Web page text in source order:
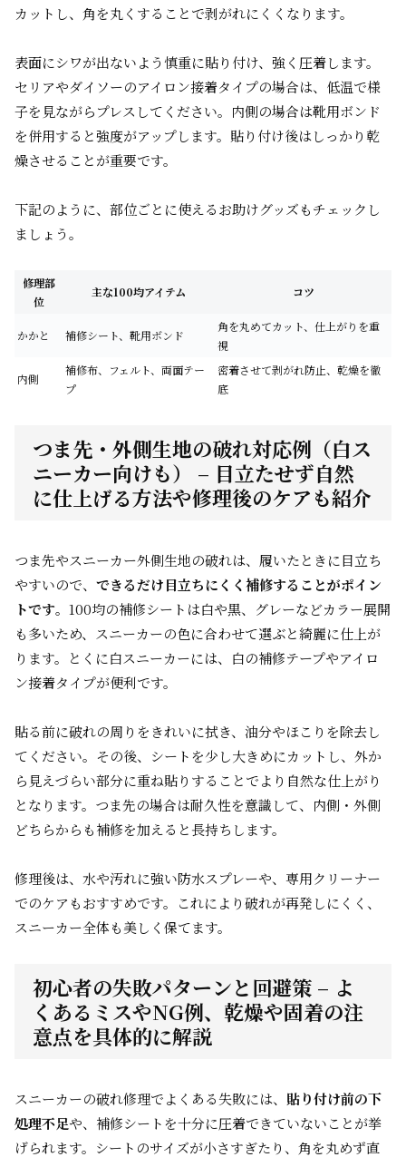
カットし、角を丸くすることで剥がれにくくなります。
表面にシワが出ないよう慎重に貼り付け、強く圧着します。
セリアやダイソーのアイロン接着タイプの場合は、低温で様
子を見ながらプレスしてください。内側の場合は靴用ボンド
を併用すると強度がアップします。貼り付け後はしっかり乾
燥させることが重要です。
下記のように、部位ごとに使えるお助けグッズもチェックし
ましょう。
修理部
位
主な100均アイテム コツ
かかと 補修シート、靴用ボンド
角を丸めてカット、仕上がりを重
視
内側
補修布、フェルト、両面テー
プ
密着させて剥がれ防止、乾燥を徹
底
つま先・外側生地の破れ対応例（白ス
ニーカー向けも） – 目立たせず自然
に仕上げる方法や修理後のケアも紹介
つま先やスニーカー外側生地の破れは、履いたときに目立ち
やすいので、 できるだけ目立ちにくく補修することがポイン
トです。100均の補修シートは白や黒、グレーなどカラー展開
も多いため、スニーカーの色に合わせて選ぶと綺麗に仕上が
ります。とくに白スニーカーには、白の補修テープやアイロ
ン接着タイプが便利です。
貼る前に破れの周りをきれいに拭き、油分やほこりを除去し
てください。その後、シートを少し大きめにカットし、外か
ら見えづらい部分に重ね貼りすることでより自然な仕上がり
となります。つま先の場合は耐久性を意識して、内側・外側
どちらからも補修を加えると長持ちします。
修理後は、水や汚れに強い防水スプレーや、専用クリーナー
でのケアもおすすめです。これにより破れが再発しにくく、
スニーカー全体も美しく保てます。
初心者の失敗パターンと回避策 – よ
くあるミスやNG例、乾燥や固着の注
意点を具体的に解説
スニーカーの破れ修理でよくある失敗には、 貼り付け前の下
処理不足や、補修シートを十分に圧着できていないことが挙
げられます。シートのサイズが小さすぎたり、角を丸めず直